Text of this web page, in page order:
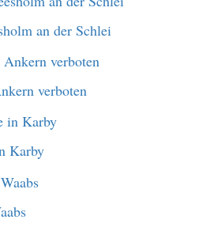
an der Schlei
verboten
Karby